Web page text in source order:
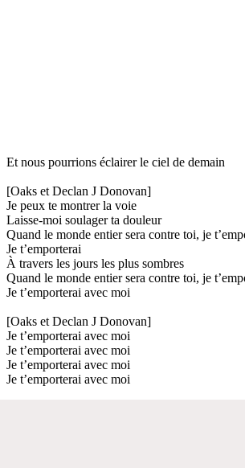
Et nous pourrions éclairer le ciel de demain
[Oaks et Declan J Donovan]
Je peux te montrer la voie
Laisse-moi soulager ta douleur
Quand le monde entier sera contre toi, je
Je t’emporterai
À travers les jours les plus sombres
Quand le monde entier sera contre toi, je
Je t’emporterai avec moi
[Oaks et Declan J Donovan]
Je t’emporterai avec moi
Je t’emporterai avec moi
Je t’emporterai avec moi
Je t’emporterai avec moi